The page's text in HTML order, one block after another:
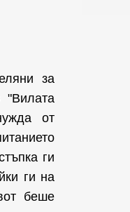
за
"Вилата
от
ги
ги на
беше